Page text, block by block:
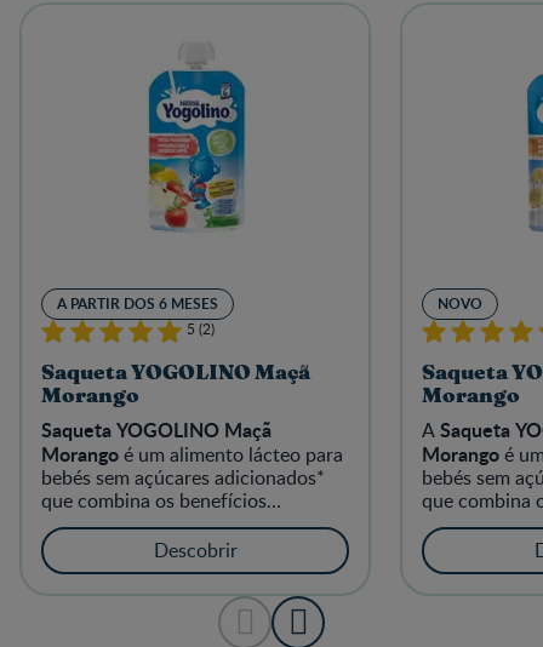
A PARTIR DOS 6 MESES
5 (2)
Saqueta YOGOLINO Maçã
Morango
Saqueta YOGOLINO Maçã
Morangoé um alimento lácteo para
bebés sem açúcares adicionados*
que combina os benefícios
nutricionais do leite com o delicioso
sabor da maçã e do morango,
adequado para bebés a partir dos 6
meses.
Descobrir
NOVO
Saqueta
Morango
ASaqueta
Morangoé
bebés sem
que combina
nutricionais
sabor do
adequado
meses.